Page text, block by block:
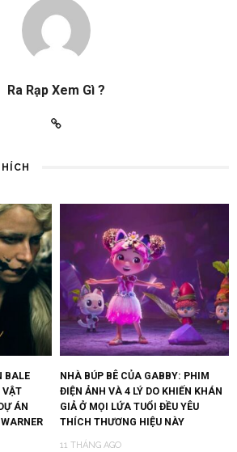
Ra Rạp Xem Gì ?
BALE
VẬT
ÁN
NHÀ BÚP BÊ CỦA GABBY: PHIM
ĐIỆN ẢNH VÀ 4 LÝ DO KHIẾN KHÁN
GIẢ Ở MỌI LỨA TUỔI ĐỀU YÊU
THÍCH THƯƠNG HIỆU NÀY
11 THÁNG AGO